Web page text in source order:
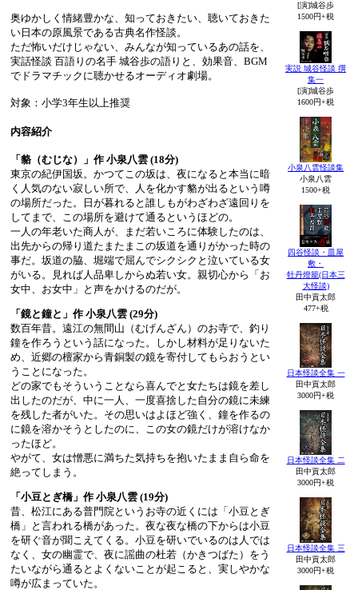
奥ゆかしく情緒豊かな、知っておきたい、聴いておきた
い日本の原風景である古典名作怪談。
ただ怖いだけじゃない、みんなが知っているあの話を、
実話怪談 百語りの名手 城谷歩の語りと、効果音、BGM
でドラマチックに聴かせるオーディオ劇場。
対象：小学3年生以上推奨
内容紹介
「貉（むじな）」作 小泉八雲 (18分)
東京の紀伊国坂。かつてこの坂は、夜になると本当に暗
く人気のない寂しい所で、人を化かす貉が出るという噂
の場所だった。日が暮れると誰しもがわざわざ遠回りを
してまで、この場所を避けて通るというほどの。
一人の年老いた商人が、まだ若いころに体験したのは、
出先からの帰り道たまたまこの坂道を通りがかった時の
事だ。坂道の脇、堀端で屈んでシクシクと泣いている女
がいる。見れば人品卑しからぬ若い女。親切心から「お
女中、お女中」と声をかけるのだが。
「鏡と鐘と」作 小泉八雲 (29分)
数百年昔。遠江の無間山（むげんざん）のお寺で、釣り
鐘を作ろうという話になった。しかし材料が足りないた
め、近郷の檀家から青銅製の鏡を寄付してもらおうとい
うことになった。
どの家でもそういうことなら喜んでと女たちは鏡を差し
出したのだが、中に一人、一度喜捨した自分の鏡に未練
を残した者がいた。その思いはよほど強く、鐘を作るの
に鏡を溶かそうとしたのに、この女の鏡だけが溶けなか
ったほど。
やがて、女は憎悪に満ちた気持ちを抱いたまま自ら命を
絶ってしまう。
「小豆とぎ橋」作 小泉八雲 (19分)
昔、松江にある普門院というお寺の近くには「小豆とぎ
橋」と言われる橋があった。夜な夜な橋の下からは小豆
を研ぐ音が聞こえてくる。小豆を研いでいるのは人では
なく、女の幽霊で、夜に謡曲の杜若（かきつばた）をう
たいながら通るとよくないことが起こると、実しやかな
噂が広まっていた。
[演]城谷歩
1500円+税
実説 城谷怪談 撰
集一
[演]城谷歩
1600円+税
小泉八雲怪談集
小泉八雲
1500+税
四谷怪談・皿屋
敷・
牡丹燈籠(日本三
大怪談)
田中貢太郎
477+税
日本怪談全集 一
田中貢太郎
3000円+税
日本怪談全集 二
田中貢太郎
3000円+税
日本怪談全集 三
田中貢太郎
3000円+税